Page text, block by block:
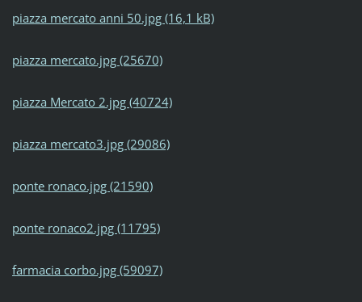
piazza mercato anni 50.jpg (16,1 kB)
piazza mercato.jpg (25670)
piazza Mercato 2.jpg (40724)
piazza mercato3.jpg (29086)
ponte ronaco.jpg (21590)
ponte ronaco2.jpg (11795)
farmacia corbo.jpg (59097)